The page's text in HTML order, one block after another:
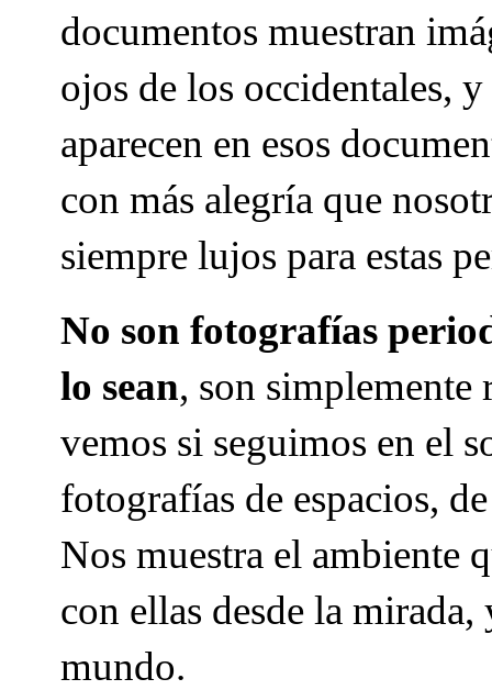
documentos muestran
ojos de los occidentales,
aparecen en esos
con más alegría que
siempre lujos para estas
No son fotografías
lo sean, son simplemente
vemos si seguimos en el
fotografías de espacios,
Nos muestra el ambiente
con ellas desde la
mundo.